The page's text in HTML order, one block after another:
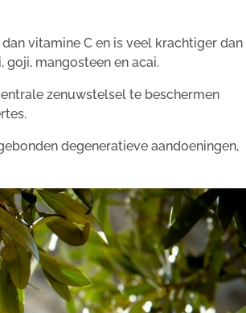
vitamine C en is veel krachtiger dan
goji, mangosteen en acai.
zenuwstelsel te beschermen
degeneratieve aandoeningen,